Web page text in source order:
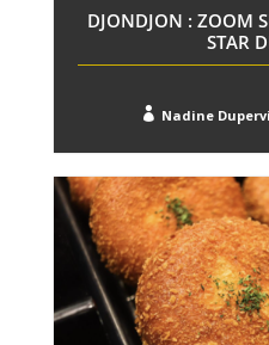
DJONDJON : ZOOM
STAR
 Nadine